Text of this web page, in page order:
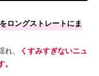
ロングストレートにま
、
くすみすぎないニュ